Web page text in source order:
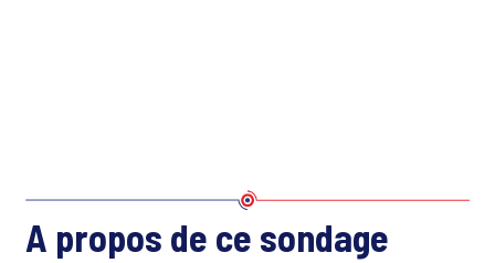
A propos de ce sondage